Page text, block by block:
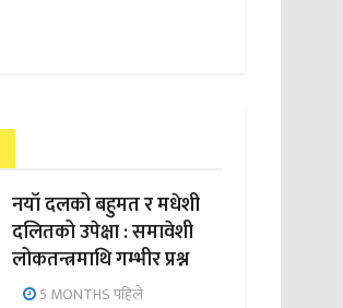
नयाँ दलको बहुमत र मधेशी
दलितको उपेक्षा : समावेशी
लोकतन्त्रमाथि गम्भीर प्रश्न
5 MONTHS पहिले